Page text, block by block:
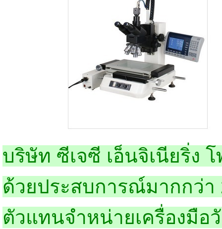
บริษัท ซีเจซี เอ็นจิเนียริ่ง
ด้วยประสบการณ์มากกว่า
ตัวแทนจำหน่ายเครื่องมือ